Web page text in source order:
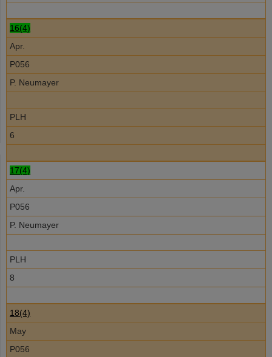
16(4)
Apr.
P056
P. Neumayer
PLH
6
17(4)
Apr.
P056
P. Neumayer
PLH
8
18(4)
May
P056